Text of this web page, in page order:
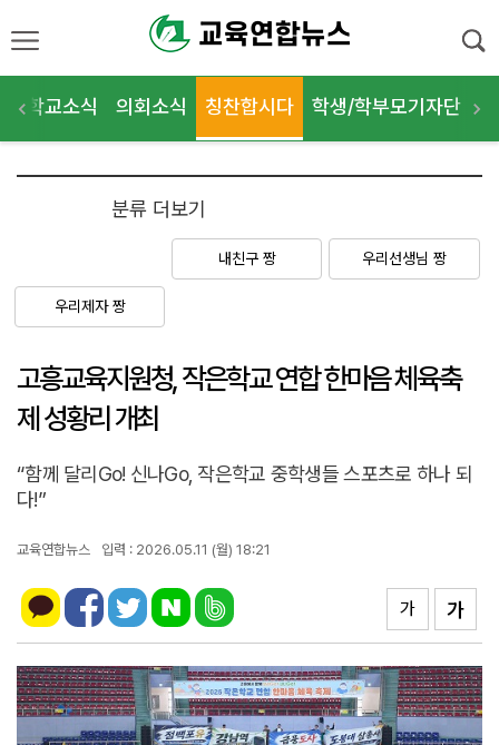
학교소식 의회소식 칭찬합시다 학생/학부모기자단
분류 더보기
내친구 짱 우리선생님 짱
우리제자 짱
고흥교육지원청, 작은학교 연합 한마음 체육축
제 성황리 개최
“함께 달리Go! 신나Go, 작은학교 중학생들 스포츠로 하나 되
다!”
교육연합뉴스 입력 : 2026.05.11 (월) 18:21
가
가